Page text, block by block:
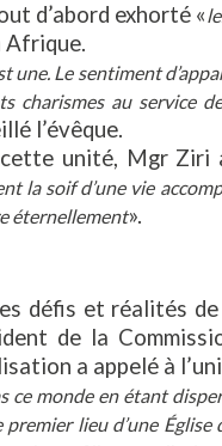
d’abord exhorté «
Afrique.
une. Le sentiment
charismes au service
l’évêque.
unité, Mgr Ziri
la soif d’une vie
éternellement».
défis et réalités
de la
a appelé à
ce monde en étant
premier lieu d’une